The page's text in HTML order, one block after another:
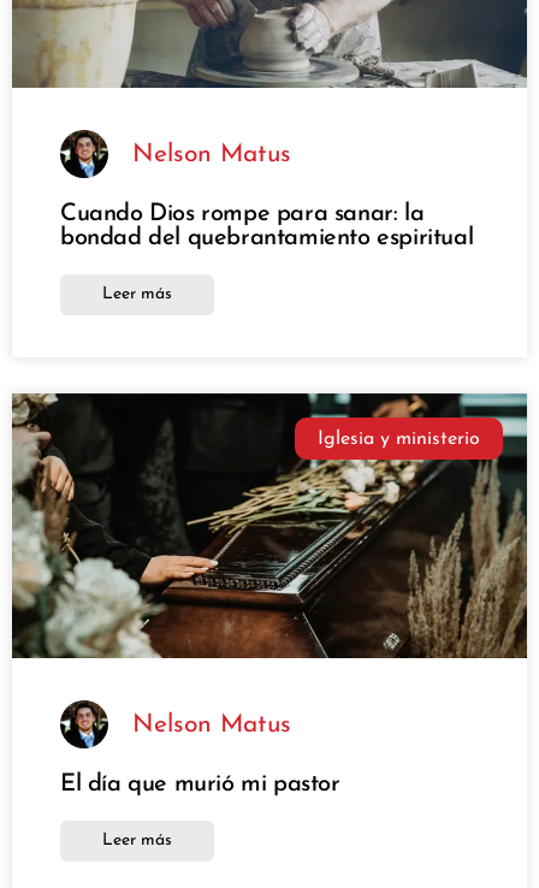
Nelson Matus
Cuando Dios rompe para sanar: la
bondad del quebrantamiento espiritual
Leer más
Iglesia y ministerio
Nelson Matus
El día que murió mi pastor
Leer más